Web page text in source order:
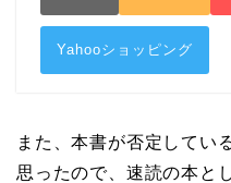
Yahooショッピング
また、本書が否定してい
思ったので、速読の本と